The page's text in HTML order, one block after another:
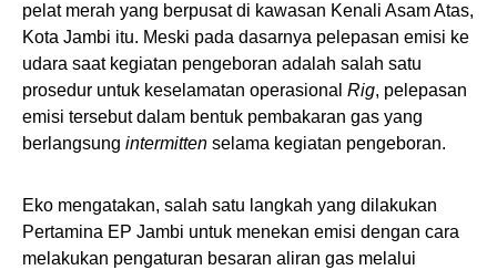
pelat merah yang berpusat di kawasan Kenali Asam Atas,
Kota Jambi itu. Meski pada dasarnya pelepasan emisi ke
udara saat kegiatan pengeboran adalah salah satu
prosedur untuk keselamatan operasional Rig, pelepasan
emisi tersebut dalam bentuk pembakaran gas yang
berlangsung intermitten selama kegiatan pengeboran.
Eko mengatakan, salah satu langkah yang dilakukan
Pertamina EP Jambi untuk menekan emisi dengan cara
melakukan pengaturan besaran aliran gas melalui